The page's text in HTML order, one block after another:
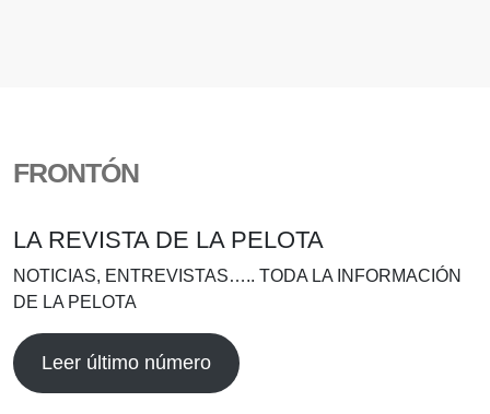
FRONTÓN
LA REVISTA DE LA PELOTA
NOTICIAS, ENTREVISTAS….. TODA LA INFORMACIÓN
DE LA PELOTA
Leer último número